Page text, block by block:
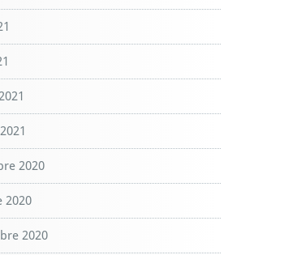
2020
2020
2020